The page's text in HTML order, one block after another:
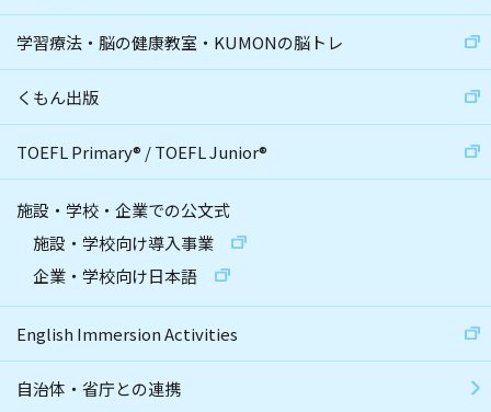
学習療法・脳の健康教室・KUMONの脳トレ
くもん出版
TOEFL Primary® /TOEFL Junior®
施設・学校・企業での公文式
施設・学校向け導入事業
企業・学校向け日本語
English Immersion Activities
自治体・省庁との連携